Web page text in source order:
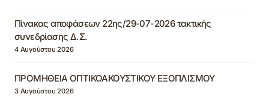
Πίνακας αποφάσεων 22ης/29-07-2026 τακτικής
συνεδρίασης Δ.Σ.
4 Αυγούστου 2026
ΠΡΟΜΗΘΕΙΑ ΟΠΤΙΚΟΑΚΟΥΣΤΙΚΟΥ ΕΞΟΠΛΙΣΜΟΥ
3 Αυγούστου 2026